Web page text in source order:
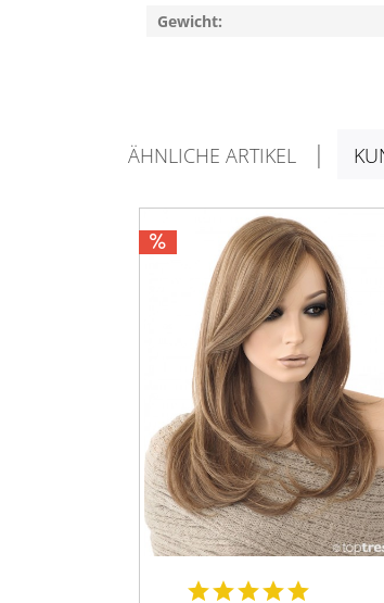
Gewicht:
ÄHNLICHE ARTIKEL